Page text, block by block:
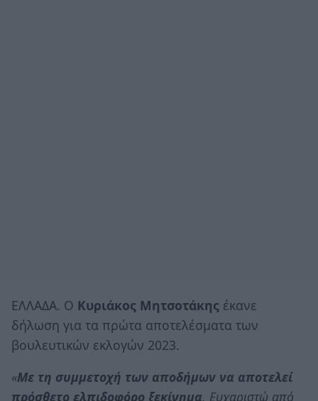
ΕΛΛΑΔΑ. Ο Κυριάκος Μητσοτάκης έκανε
δήλωση για τα πρώτα αποτελέσματα των
βουλευτικών εκλογών 2023.
«Με τη συμμετοχή των αποδήμων να αποτελεί
πρόσθετο ελπιδοφόρο ξεκίνημα. Ευχαριστώ από